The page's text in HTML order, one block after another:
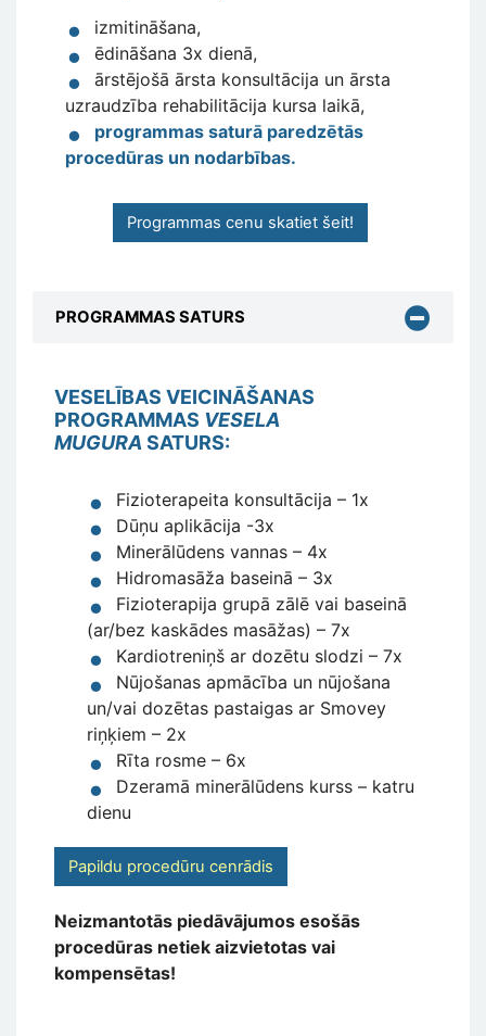
izmitināšana,
ēdināšana 3x dienā,
ārstējošā ārsta konsultācija un ārsta
uzraudzība rehabilitācija kursa laikā,
programmas saturā paredzētās
procedūras un nodarbības.
Programmas cenu skatiet šeit!
PROGRAMMAS SATURS
VESELĪBAS VEICINĀŠANAS
PROGRAMMAS VESELA
MUGURASATURS:
Fizioterapeita konsultācija – 1x
Dūņu aplikācija -3x
Minerālūdens vannas – 4x
Hidromasāža baseinā – 3x
Fizioterapija grupā zālē vai baseinā
(ar/bez kaskādes masāžas) – 7x
Kardiotreniņš ar dozētu slodzi – 7x
Nūjošanas apmācība un nūjošana
un/vai dozētas pastaigas ar Smovey
riņķiem – 2x
Rīta rosme – 6x
Dzeramā minerālūdens kurss – katru
dienu
Papildu procedūru cenrādis
Neizmantotās piedāvājumos esošās
procedūras netiek aizvietotas vai
kompensētas!